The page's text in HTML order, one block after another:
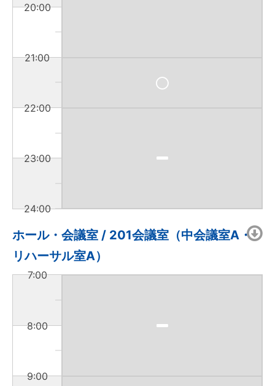
20:00
21:00
22:00
23:00
24:00
ホール・会議室 / 201会議室（中会議室A・
リハーサル室A）
7:00
8:00
9:00